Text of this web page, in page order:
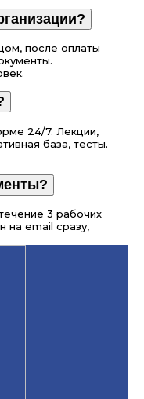
после оплаты
24/7. Лекции,
база, тесты.
3 рабочих
на email сразу,